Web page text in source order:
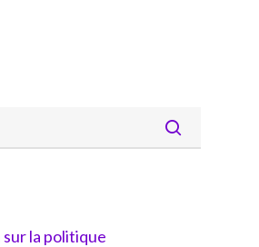
la politique